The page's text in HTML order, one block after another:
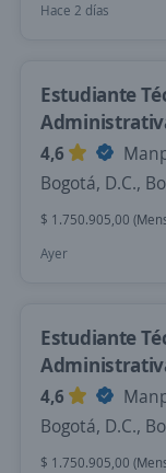
Hace 2 días
Estudiante
4,6
Bogotá, D.C.,
$ 1.750.905,00
Ayer
Estudiante
4,6
Bogotá, D.C.,
$ 1.750.905,00